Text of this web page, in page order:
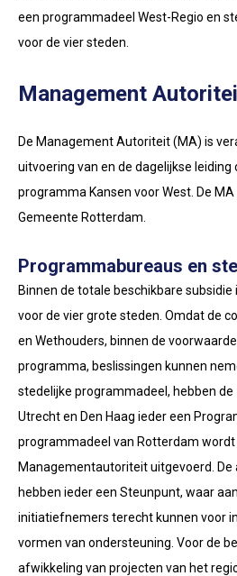
een programmadeel West-Regio en
voor de vier steden.
Management
De Management Autoriteit (MA) is
uitvoering van en de dagelijkse leiding
programma Kansen voor West. De
Gemeente Rotterdam.
Programmabureaus en
Binnen de totale beschikbare subsidie
voor de vier grote steden. Omdat de
en Wethouders, binnen de
programma, beslissingen kunnen
stedelijke programmadeel, hebben
Utrecht en Den Haag ieder een
programmadeel van Rotterdam wordt
Managementautoriteit uitgevoerd.
hebben ieder een Steunpunt, waar
initiatiefnemers terecht kunnen voor
vormen van ondersteuning. Voor de
afwikkeling van projecten van het